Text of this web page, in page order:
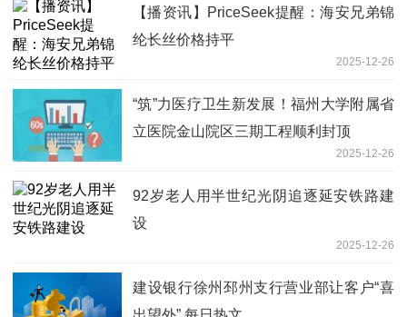
【播资讯】PriceSeek提醒：海安兄弟锦
纶长丝价格持平
2025-12-26
“筑”力医疗卫生新发展！福州大学附属省
立医院金山院区三期工程顺利封顶
2025-12-26
92岁老人用半世纪光阴追逐延安铁路建
设
2025-12-26
建设银行徐州邳州支行营业部让客户“喜